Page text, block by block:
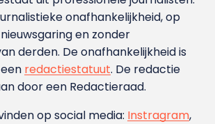
onafhankelijkheid, op
en zonder
derden. De onafhankelijkheid is
redactiestatuut. De redactie
door een Redactieraad.
op social media: Instragram,